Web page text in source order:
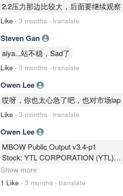
2.2压力那边比较大，后面要继续观察
Like · 3 months · translate
Steven Gan
aiya...站不稳，Sad了
Like · 3 months · translate
Owen Lee
哎呀，你也太心急了吧，也对市场
Like · 3 months · translate
Owen Lee
MBOW Public Output v3.4-p1
Stock: YTL CORPORATION (YTL)
Current Price: 1.990
1. Core Conclusion
Show more
1 Like · 3 months · translate